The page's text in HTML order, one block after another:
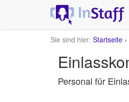
Sie sind hier: Startseite ›
Personal für